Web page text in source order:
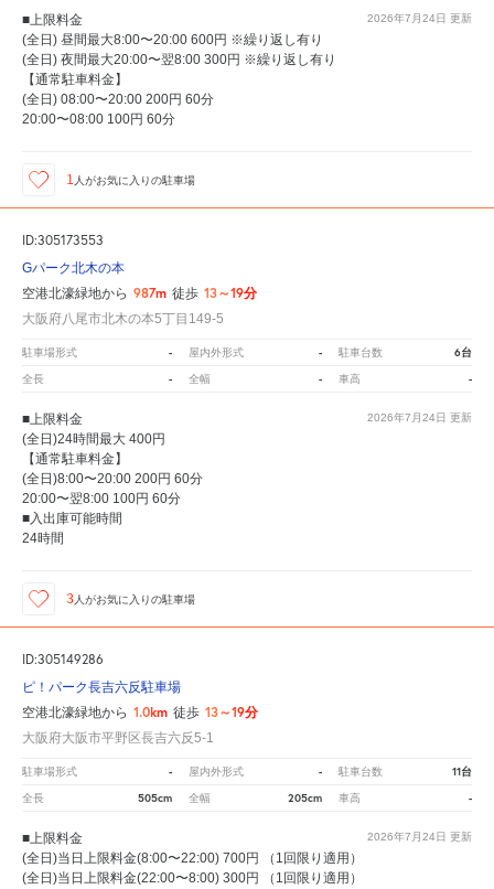
2026年7月24日 更新
■上限料金
(全日) 昼間最大8:00〜20:00 600円 ※繰り返し有り
(全日) 夜間最大20:00〜翌8:00 300円 ※繰り返し有り
【通常駐車料金】
(全日) 08:00〜20:00 200円 60分
20:00〜08:00 100円 60分
1 人がお気に入りの駐車場
ID:305173553
Gパーク北木の本
空港北濠緑地から 987m 徒歩 13～19分
大阪府八尾市北木の本5丁目149-5
駐車場形式 - 屋内外形式 - 駐車台数 6台
全長 - 全幅 - 車高 -
2026年7月24日 更新
■上限料金
(全日)24時間最大 400円
【通常駐車料金】
(全日)8:00〜20:00 200円 60分
20:00〜翌8:00 100円 60分
■入出庫可能時間
24時間
3人がお気に入りの駐車場
ID:305149286
ピ！パーク長吉六反駐車場
空港北濠緑地から 1.0km 徒歩 13～19分
大阪府大阪市平野区長吉六反5-1
駐車場形式 - 屋内外形式 - 駐車台数 11台
全長 505cm 全幅 205cm 車高 -
2026年7月24日 更新
■上限料金
(全日)当日上限料金(8:00〜22:00) 700円 （1回限り適用）
(全日)当日上限料金(22:00〜8:00) 300円 （1回限り適用）